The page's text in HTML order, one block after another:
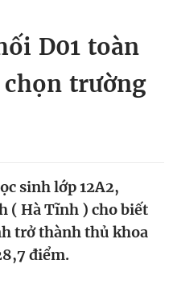
360
D01 toàn
trường
sinh lớp 12A2,
( Hà Tĩnh ) cho biết
trở thành thủ khoa
điểm.